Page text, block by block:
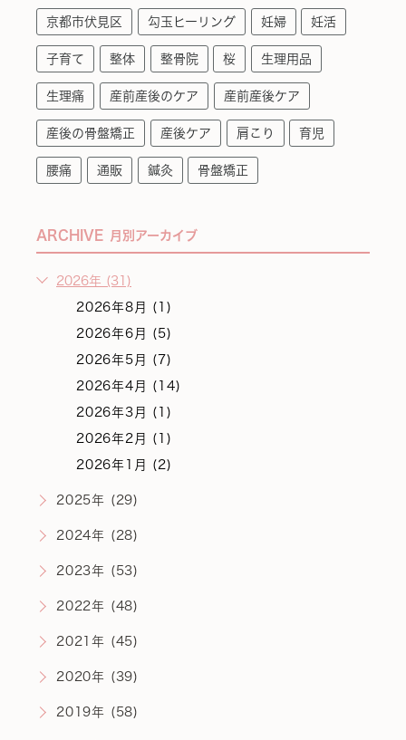
京都市伏見区 勾玉ヒーリング 妊婦 妊活
子育て 整体 整骨院 桜 生理用品
生理痛 産前産後のケア 産前産後ケア
産後の骨盤矯正 産後ケア 肩こり 育児
腰痛 通販 鍼灸 骨盤矯正
ARCHIVE 月別アーカイブ
2026年 (31)
2026年8月 (1)
2026年6月 (5)
2026年5月 (7)
2026年4月 (14)
2026年3月 (1)
2026年2月 (1)
2026年1月 (2)
2025年 (29)
2024年 (28)
2023年 (53)
2022年 (48)
2021年 (45)
2020年 (39)
2019年 (58)